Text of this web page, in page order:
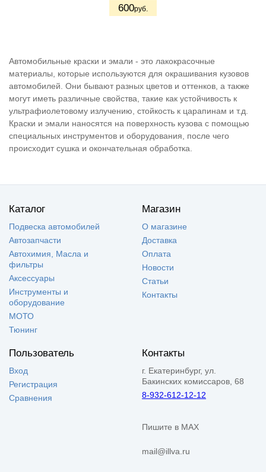
600руб.
Автомобильные краски и эмали - это лакокрасочные
материалы, которые используются для окрашивания кузовов
автомобилей. Они бывают разных цветов и оттенков, а также
могут иметь различные свойства, такие как устойчивость к
ультрафиолетовому излучению, стойкость к царапинам и т.д.
Краски и эмали наносятся на поверхность кузова с помощью
специальных инструментов и оборудования, после чего
происходит сушка и окончательная обработка.
Каталог
Подвеска автомобилей
Автозапчасти
Автохимия, Масла и
фильтры
Аксессуары
Инструменты и
оборудование
МОТО
Тюнинг
Магазин
О магазине
Доставка
Оплата
Новости
Статьи
Контакты
Пользователь
Вход
Регистрация
Сравнения
Контакты
г. Екатеринбург, ул.
Бакинских комиссаров, 68
8-932-612-12-12
Пишите в MAX
mail@illva.ru